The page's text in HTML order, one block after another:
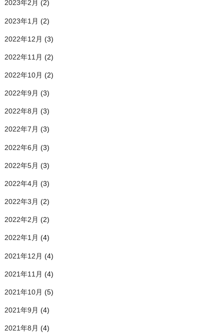
2023年2月 (2)
2023年1月 (2)
2022年12月 (3)
2022年11月 (2)
2022年10月 (2)
2022年9月 (3)
2022年8月 (3)
2022年7月 (3)
2022年6月 (3)
2022年5月 (3)
2022年4月 (3)
2022年3月 (2)
2022年2月 (2)
2022年1月 (4)
2021年12月 (4)
2021年11月 (4)
2021年10月 (5)
2021年9月 (4)
2021年8月 (4)